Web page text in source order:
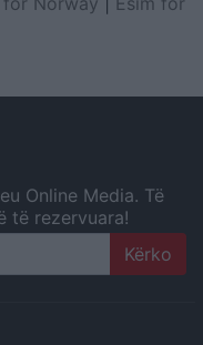
Online Media. Të
të rezervuara!